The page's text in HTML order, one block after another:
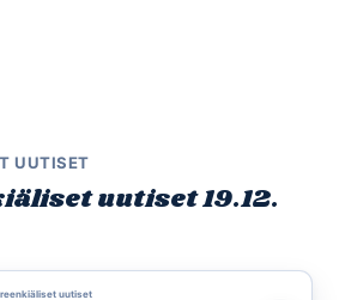
UUTISET
uutiset 19.12.
uutiset